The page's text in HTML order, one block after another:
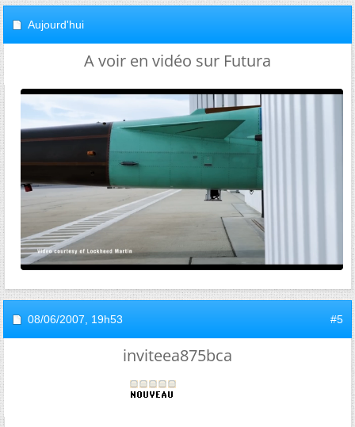
Aujourd'hui
A voir en vidéo sur Futura
08/06/2007, 19h53 #5
inviteea875bca